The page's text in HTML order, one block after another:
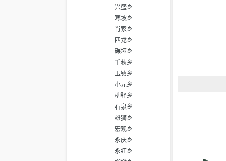
兴盛乡
寒坡乡
肖家乡
四龙乡
碾垭乡
千秋乡
玉镇乡
小元乡
柳驿乡
石泉乡
雄狮乡
宏观乡
永庆乡
永红乡